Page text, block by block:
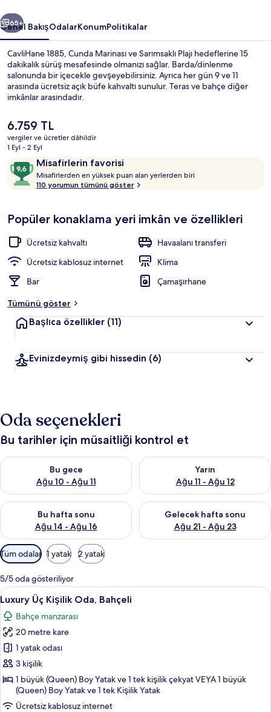
Sonraki
65+
Genel BakışOdalarKonumPolitikalar
CavliHane 1885, Cunda Marinası ve Sarımsaklı Plajı hedeflerine 15
dakikalık sürüş mesafesinde olmanızı sağlar. Barda/dinlenme
salonunda bir içecekle gevşeyebilirsiniz. Ayrıca her gün 9 ve 11
arasında ücretsiz açık büfe kahvaltı sunulur. Teras ve bahçe diğer
imkânlar arasındadır.
Şu
anki
fiyat
6.759 TL
vergiler ve ücretler dâhildir
1 Eyl - 2 Eyl
YorumlarMisafirlerin favorisi
10
üzerinden
9,6,
favorisi
Misafirlerden en yüksek puan alan yerlerden biri
f
r
d
a
n
l
a
n
e
r
110 yorumun tümünü göster
Popüler konaklama yeri imkân ve özellikleri
Ücretsiz kahvaltı
Havaalanı transferi
Ücretsiz kablosuz internet
Klima
Bar
Çamaşırhane
Tümünü göster
Başlıca özellikler (11)
Evinizdeymiş gibi hissedin (6)
Oda seçenekleri
Bu tarihler için müsaitliği kontrol et
Bu gece
Ağu 10 - Ağu 11
Bu gece için müsaitliği kontrol et Ağu 10 - Ağu 11
Yarın
Ağu 11 - Ağu 12
Yarın için müsaitliği kontrol et
Bu hafta sonu
Ağu 14 - Ağu 16
Bu hafta sonu için müsaitliği kontrol et Ağu 14 - Ağu 16
Gelecek hafta sonu
Ağu 21 - Ağu 23
Önümüzdeki hafta sonu için
Odalar
için
mevcut
filtreler
Tüm odalar 1 yatak 2 yatak
5/5 oda gösteriliyor
Luxury
Üç
Kişilik
Oda,
Bahçeli
için
tüm
fotoğrafları
görün
Luxury Üç Kişilik Oda, Bahçeli |
5
Luxury Üç Kişilik Oda, Bahçeli
Bahçe manzarası
20 metre kare
1 yatak odası
3 kişilik
1 büyük (Queen) Boy Yatak ve 1 tek kişilik çekyat VEYA 1 büyük
(Queen) Boy Yatak ve 1 tek Kişilik Yatak
Ücretsiz kablosuz internet